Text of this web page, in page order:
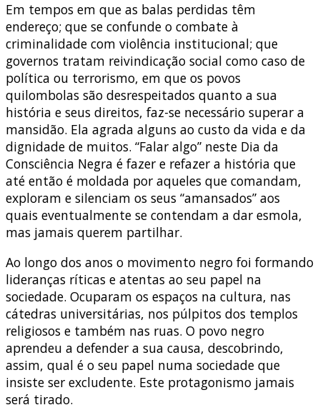
Em tempos em que as balas perdidas têm
endereço; que se confunde o combate à
criminalidade com violência institucional; que
governos tratam reivindicação social como caso de
política ou terrorismo, em que os povos
quilombolas são desrespeitados quanto a sua
história e seus direitos, faz-se necessário superar a
mansidão. Ela agrada alguns ao custo da vida e da
dignidade de muitos. “Falar algo” neste Dia da
Consciência Negra é fazer e refazer a história que
até então é moldada por aqueles que comandam,
exploram e silenciam os seus “amansados” aos
quais eventualmente se contendam a dar esmola,
mas jamais querem partilhar.
Ao longo dos anos o movimento negro foi formando
lideranças ríticas e atentas ao seu papel na
sociedade. Ocuparam os espaços na cultura, nas
cátedras universitárias, nos púlpitos dos templos
religiosos e também nas ruas. O povo negro
aprendeu a defender a sua causa, descobrindo,
assim, qual é o seu papel numa sociedade que
insiste ser excludente. Este protagonismo jamais
será tirado.